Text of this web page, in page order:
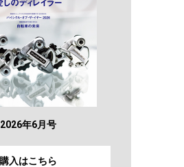
2026年6月号
購入はこちら